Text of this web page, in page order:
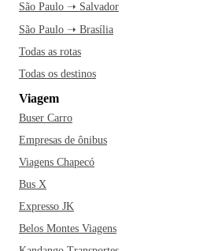
São Paulo ➝ Salvador
São Paulo ➝ Brasília
Todas as rotas
Todas os destinos
Viagem
Buser Carro
Empresas de ônibus
Viagens Chapecó
Bus X
Expresso JK
Belos Montes Viagens